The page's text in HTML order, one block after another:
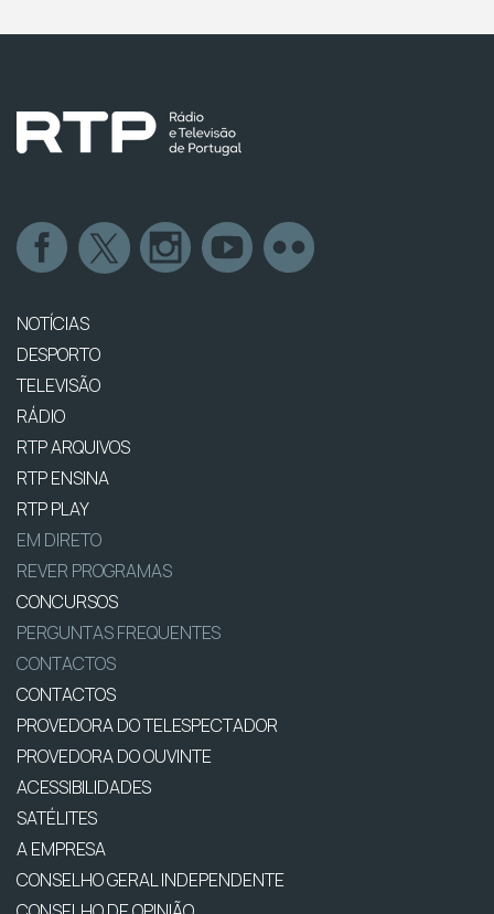
NOTÍCIAS
DESPORTO
TELEVISÃO
RÁDIO
RTP ARQUIVOS
RTP ENSINA
RTP PLAY
EM DIRETO
REVER PROGRAMAS
CONCURSOS
PERGUNTAS FREQUENTES
CONTACTOS
CONTACTOS
PROVEDORA DO TELESPECTADOR
PROVEDORA DO OUVINTE
ACESSIBILIDADES
SATÉLITES
A EMPRESA
CONSELHO GERAL INDEPENDENTE